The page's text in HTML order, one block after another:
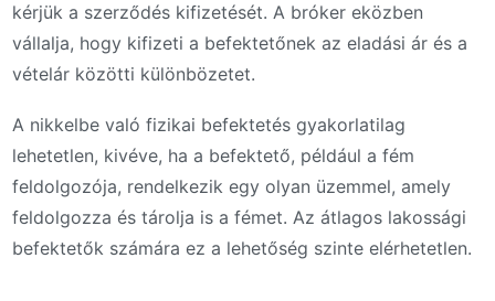
kérjük a szerződés kifizetését. A bróker eközben
vállalja, hogy kifizeti a befektetőnek az eladási ár és a
vételár közötti különbözetet.
A nikkelbe való fizikai befektetés gyakorlatilag
lehetetlen, kivéve, ha a befektető, például a fém
feldolgozója, rendelkezik egy olyan üzemmel, amely
feldolgozza és tárolja is a fémet. Az átlagos lakossági
befektetők számára ez a lehetőség szinte elérhetetlen.